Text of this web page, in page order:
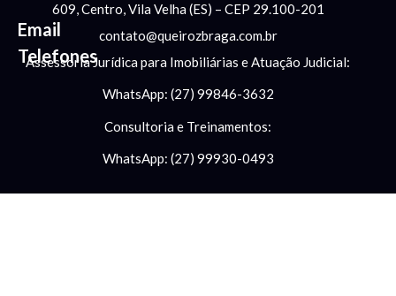
609, Centro, Vila Velha (ES) – CEP 29.100-201
Email contato@queirozbraga.com.br
Telefones
Assessoria Jurídica para Imobiliárias e Atuação Judicial:
WhatsApp: (27) 99846-3632
Consultoria e Treinamentos:
WhatsApp: (27) 99930-0493